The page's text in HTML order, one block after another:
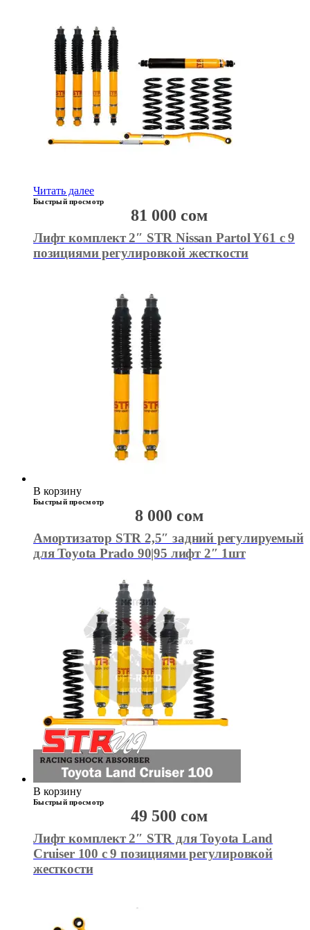
Читать далее
Быстрый просмотр
Лифт комплект 2″ STR Nissan Partol Y61 с 9
позициями регулировкой жесткости
81 000 сом
В корзину
Быстрый просмотр
Амортизатор STR 2,5″ задний регулируемый
для Toyota Prado 90|95 лифт 2″ 1шт
8 000 сом
В корзину
Быстрый просмотр
Лифт комплект 2″ STR для Toyota Land
Cruiser 100 с 9 позициями регулировкой
жесткости
49 500 сом